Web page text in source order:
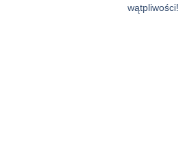
wątpliwości!